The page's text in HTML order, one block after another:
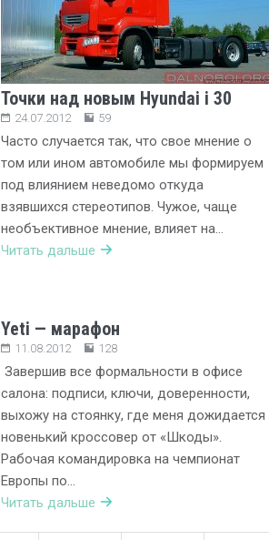
Точки над новым Hyundai i 30
24.07.2012 59
Часто случается так, что свое мнение о
том или ином автомобиле мы формируем
под влиянием неведомо откуда
взявшихся стереотипов. Чужое, чаще
необъективное мнение, влияет на…
Читать дальше
Yeti — марафон
11.08.2012 128
Завершив все формальности в офисе
салона: подписи, ключи, доверенности,
выхожу на стоянку, где меня дожидается
новенький кроссовер от «Шкоды».
Рабочая командировка на чемпионат
Европы по…
Читать дальше